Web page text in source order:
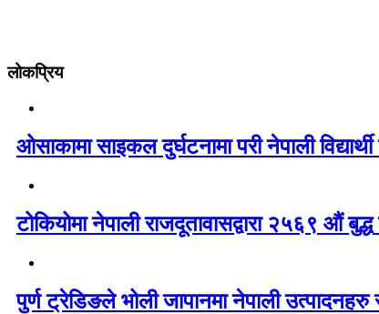
लोकप्रिय
ओसाकामा साइकल दुर्घटनामा परी नेपाली
टोकियोमा नेपाली राजदूतावासद्वारा २५६९ औं
पुर्ण ट्रेडिङले भोली जापानमा नेपाली उत्पादनहरु